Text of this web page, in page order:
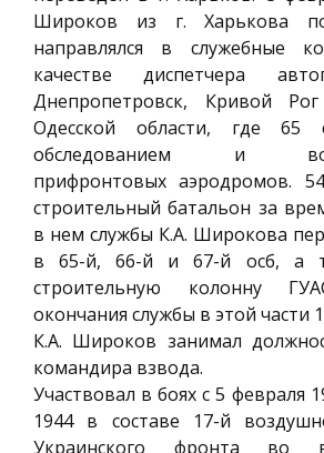
Широков из г. Харькова
направлялся в служебные
качестве диспетчера
Днепропетровск, Кривой
Одесской области, где 65
обследованием и
прифронтовых аэродромов.
строительный батальон за
в нем службы К.А. Широкова
в 65-й, 66-й и 67-й осб, а
строительную колонну
окончания службы в этой части
К.А. Широков занимал
командира взвода.
Участвовал в боях с 5 февраля
1944 в составе 17-й
Украинского фронта во